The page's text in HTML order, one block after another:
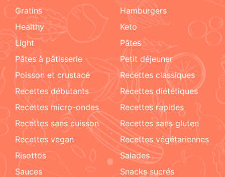
gratins
hamburgers
healthy
keto
light
pâtes
pâtes à pâtisserie
petit déjeuner
poisson et crustacé
recettes classiques
recettes débutants
recettes diététiques
recettes micro-ondes
recettes rapides
recettes sans cuisson
recettes sans gluten
recettes vegan
recettes végétariennes
risottos
salades
sauces
snacks sucrés